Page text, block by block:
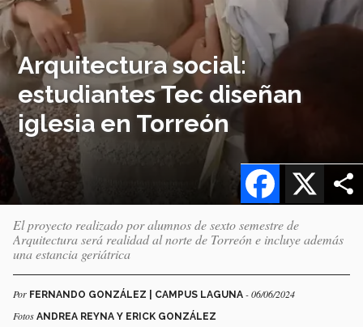
Arquitectura social:
estudiantes Tec diseñan
iglesia en Torreón
X
Facebook
El proyecto realizado por alumnos de sexto semestre de
Arquitectura será realidad al norte de Torreón e incluye además
una estancia geriátrica
Por FERNANDO GONZÁLEZ | CAMPUS LAGUNA - 06/06/2024
Fotos ANDREA REYNA Y ERICK GONZÁLEZ